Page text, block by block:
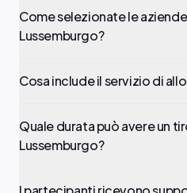
Come selezionate le
Lussemburgo?
Cosa include il servizio di
Quale durata può avere un
Lussemburgo?